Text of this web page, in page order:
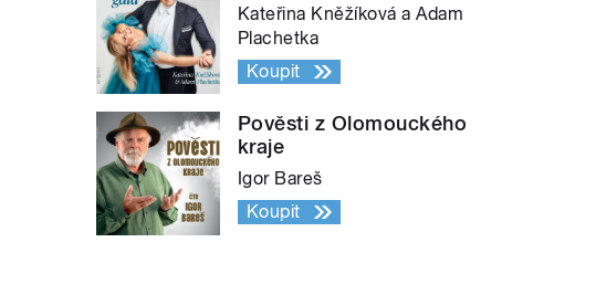
Kateřina Kněžíková a Adam
Plachetka
Koupit
Pověsti z Olomouckého
kraje
Igor Bareš
Koupit